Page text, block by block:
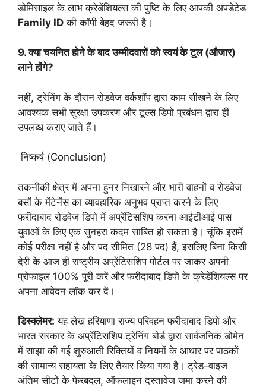
डोमिसाइल के लाभ क्रेडेंशियल्स की पुष्टि के लिए आपकी अपडेटेड
Family ID की कॉपी बेहद जरूरी है।
9. क्या चयनित होने के बाद उम्मीदवारों को स्वयं के टूल (औजार)
लाने होंगे?
नहीं, ट्रेनिंग के दौरान रोडवेज वर्कशॉप द्वारा काम सीखने के लिए
आवश्यक सभी सुरक्षा उपकरण और टूल्स डिपो प्रबंधन द्वारा ही
उपलब्ध कराए जाते हैं।
निष्कर्ष (Conclusion)
तकनीकी क्षेत्र में अपना हुनर निखारने और भारी वाहनों व रोडवेज
बसों के मेंटेनेंस का व्यावहारिक अनुभव प्राप्त करने के लिए
फरीदाबाद रोडवेज डिपो में अप्रेंटिसशिप करना आईटीआई पास
युवाओं के लिए एक सुनहरा कदम साबित हो सकता है। चूंकि इसमें
कोई परीक्षा नहीं है और पद सीमित (28 पद) हैं, इसलिए बिना किसी
देरी के आज ही राष्ट्रीय अप्रेंटिसशिप पोर्टल पर जाकर अपनी
प्रोफाइल 100% पूरी करें और फरीदाबाद डिपो के क्रेडेंशियल्स पर
अपना आवेदन लॉक कर दें।
डिस्क्लेमर: यह लेख हरियाणा राज्य परिवहन फरीदाबाद डिपो और
भारत सरकार के अप्रेंटिसशिप ट्रेनिंग बोर्ड द्वारा सार्वजनिक डोमेन
में साझा की गई शुरुआती रिक्तियों व नियमों के आधार पर पाठकों
की सामान्य सहायता के लिए तैयार किया गया है। ट्रेड-वाइज
अंतिम सीटों के फेरबदल, ऑफलाइन दस्तावेज जमा करने की